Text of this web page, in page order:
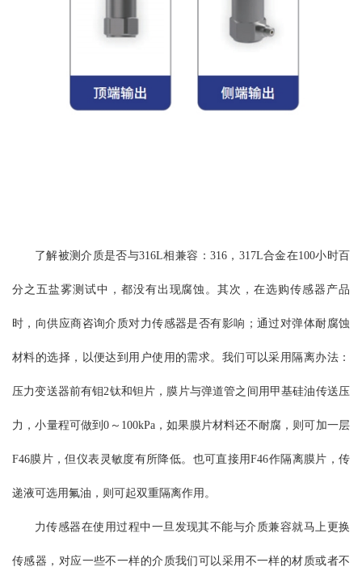
了解被测介质是否与316L相兼容：316，317L合金在100小时百
分之五盐雾测试中，都没有出现腐蚀。其次，在选购传感器产品
时，向供应商咨询介质对力传感器是否有影响；通过对弹体耐腐蚀
材料的选择，以便达到用户使用的需求。我们可以采用隔离办法：
压力变送器前有钼2钛和钽片，膜片与弹道管之间用甲基硅油传送压
力，小量程可做到0～100kPa，如果膜片材料还不耐腐，则可加一层
F46膜片，但仪表灵敏度有所降低。也可直接用F46作隔离膜片，传
递液可选用氟油，则可起双重隔离作用。
力传感器在使用过程中一旦发现其不能与介质兼容就马上更换
传感器，对应一些不一样的介质我们可以采用不一样的材质或者不